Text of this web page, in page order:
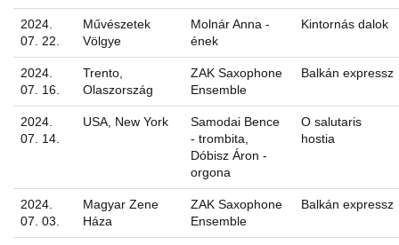
2024.
07. 22.
Művészetek
Völgye
Molnár Anna -
ének
Kintornás dalok
2024.
07. 16.
Trento,
Olaszország
ZAK Saxophone
Ensemble
Balkán expressz
2024.
07. 14.
USA, New York
Samodai Bence
- trombita,
Dóbisz Áron -
orgona
O salutaris
hostia
2024.
07. 03.
Magyar Zene
Háza
ZAK Saxophone
Ensemble
Balkán expressz